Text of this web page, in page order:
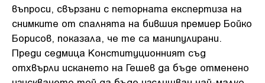
въпроси, свързани с петорната експертиза на
снимките от спалнята на бившия премиер Бойко
Борисов, показала, че те са манипулирани.
Преди седмица Конституционният съд
отхвърли искането на Гешев да бъде отменено